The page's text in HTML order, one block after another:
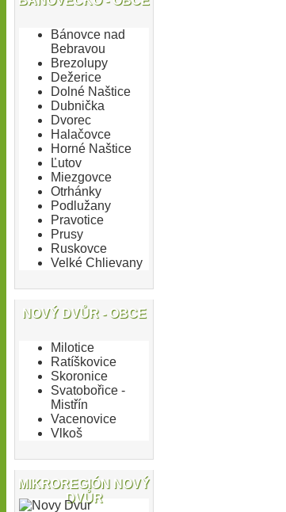
Bánovce nad
Bebravou
Brezolupy
Dežerice
Dolné Naštice
Dubnička
Dvorec
Halačovce
Horné Naštice
Ľutov
Miezgovce
Otrhánky
Podlužany
Pravotice
Prusy
Ruskovce
Velké Chlievany
NOVÝ DVŮR - OBCE
Milotice
Ratíškovice
Skoronice
Svatobořice -
Mistřín
Vacenovice
Vlkoš
MIKROREGIÓN NOVÝ
DVŮR